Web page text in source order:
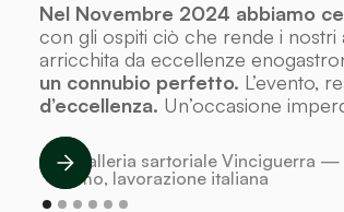
Nel Novembre 2024 abbiamo
con gli ospiti ciò che rende i nostri
arricchita da eccellenze
un connubio perfetto. L’evento,
d’eccellenza. Un’occasione